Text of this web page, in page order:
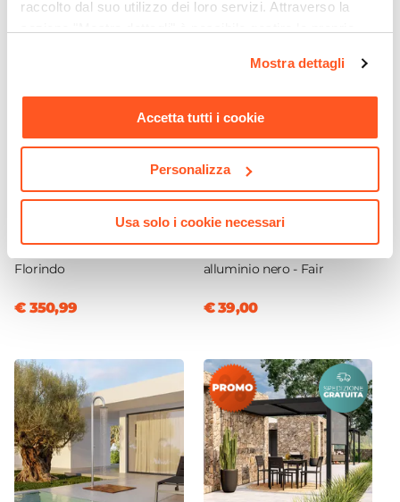
raccolto dal suo utilizzo dei loro servizi. Attraverso la
momento. Per maggiori informazioni si invita a leggere la
Mostra dettagli
Accetta tutti i cookie
Personalizza
Usa solo i cookie necessari
Florindo
€ 350,99
alluminio nero - Fair
€ 39,00